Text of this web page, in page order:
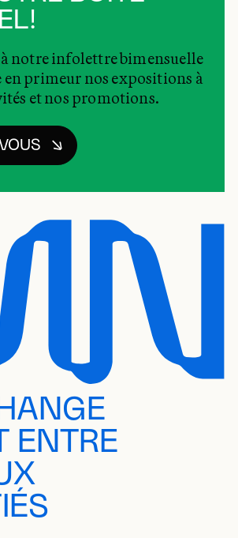
notre infolettre bimensuelle
primeur nos expositions à
et nos promotions.
ENTRE